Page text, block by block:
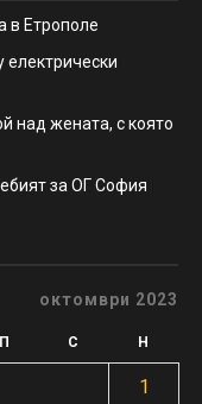
в Етрополе
над жената, с която
за ОГ София
октомври 2023
П С Н
1